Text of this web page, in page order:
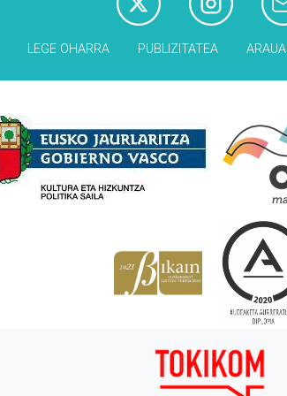
LEGE OHARRA PUBLIZITATEA